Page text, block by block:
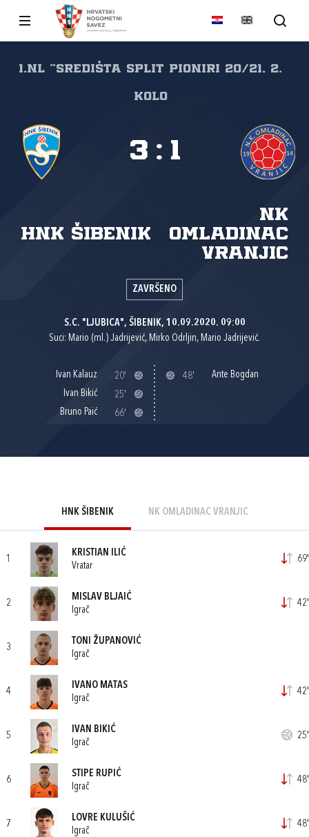
1.NL "SREDIŠTA SPLIT Pioniri 20/21, 2.
kolo
HNK Šibenik
NK
Omladinac
Vranjic
3 : 1
ZAVRŠENO
S.C. "LJUBICA", ŠIBENIK, 10.09.2020. 09:00
Suci: Mario (ml.) Jadrijević, Mirko Odrljin, Mario Jadrijević.
Ivan Kalauz
20'
Ivan Bikić
25'
Bruno Paić
66'
48' Ante Bogdan
HNK ŠIBENIK NK OMLADINAC VRANJIC
1
KRISTIAN ILIĆ
Vratar
69'
2
MISLAV BLJAIĆ
Igrač
42'
3
TONI ŽUPANOVIĆ
Igrač
4
IVANO MATAS
Igrač
42'
5
IVAN BIKIĆ
Igrač
25'
6
STIPE RUPIĆ
Igrač
48'
7
LOVRE KULUŠIĆ
Igrač
48'